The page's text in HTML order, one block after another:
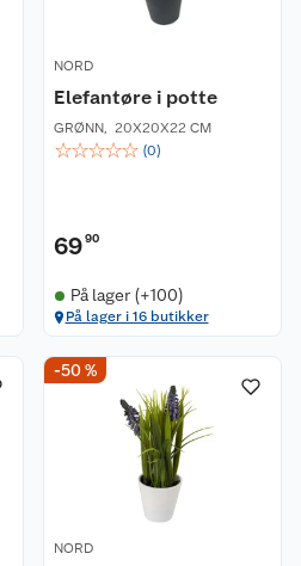
NORD
Elefantøre i potte
GRØNN, 20X20X22 CM
☆☆☆☆☆ (0)
6990
På lager (+100)
På lager i 16 butikker
-50 %
NORD